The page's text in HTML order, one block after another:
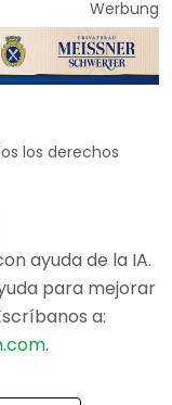
Werbung
los derechos
ayuda de la IA.
para mejorar
a:
.